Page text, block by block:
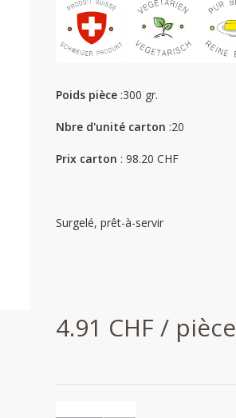
Poids pièce :300 gr.
Nbre d'unité carton :20
Prix carton : 98.20 CHF
Surgelé, prêt-à-servir
4.91 CHF / pièce